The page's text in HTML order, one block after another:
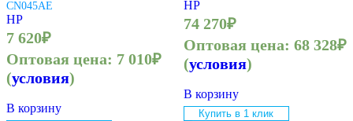
CN045AE
HP
7 620₽
Оптовая цена: 7 010₽
(условия)
В корзину
HP
74 270₽
Оптовая цена: 68 328₽
(условия)
В корзину
Купить в 1 клик